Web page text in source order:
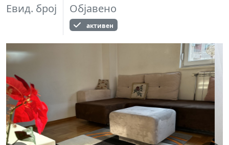
Евид. број Објавено
активен